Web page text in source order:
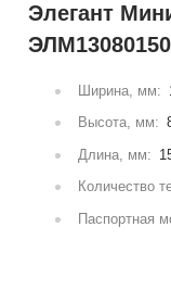
Элегант
Ширина, мм:
Высота, мм:
Длина, мм:
Количество
Паспортная